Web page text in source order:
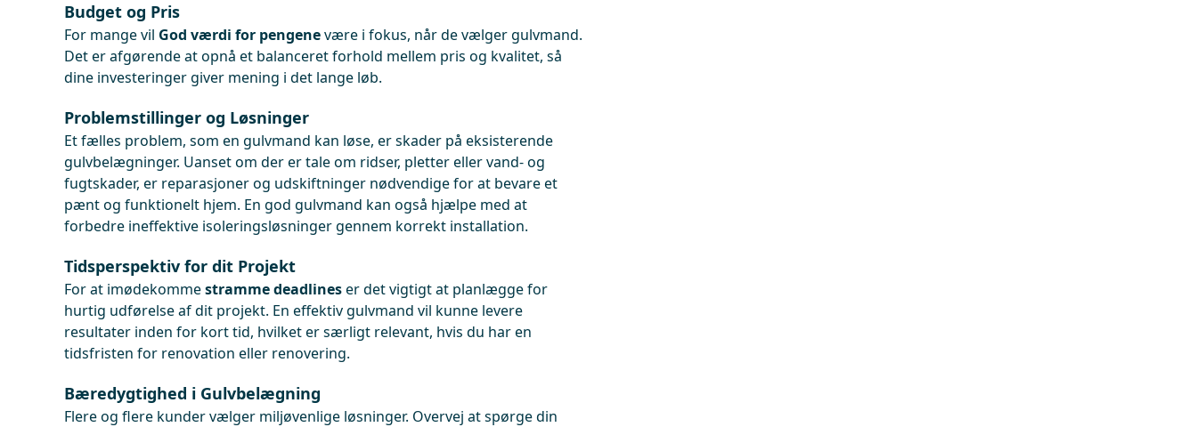
Budget og Pris
For mange vil God værdi for pengenevære i fokus, når de vælger gulvmand.
Det er afgørende at opnå et balanceret forhold mellem pris og kvalitet, så
dine investeringer giver mening i det lange løb.
Problemstillinger og Løsninger
Et fælles problem, som en gulvmand kan løse, er skader på eksisterende
gulvbelægninger. Uanset om der er tale om ridser, pletter eller vand- og
fugtskader, er reparasjoner og udskiftninger nødvendige for at bevare et
pænt og funktionelt hjem. En god gulvmand kan også hjælpe med at
forbedre ineffektive isoleringsløsninger gennem korrekt installation.
Tidsperspektiv for dit Projekt
For at imødekommestramme deadlineser det vigtigt at planlægge for
hurtig udførelse af dit projekt. En effektiv gulvmand vil kunne levere
resultater inden for kort tid, hvilket er særligt relevant, hvis du har en
tidsfristen for renovation eller renovering.
Bæredygtighed i Gulvbelægning
Flere og flere kunder vælger miljøvenlige løsninger. Overvej at spørge din